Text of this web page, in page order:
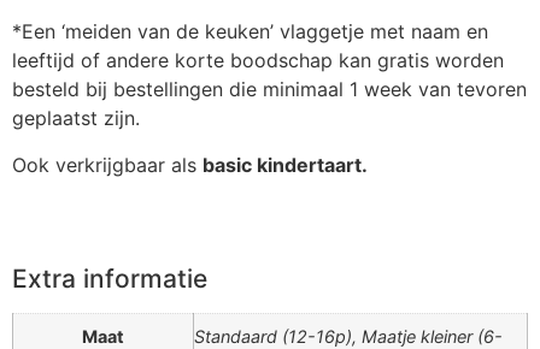
*Een ‘meiden van de keuken’ vlaggetje met naam en
leeftijd of andere korte boodschap kan gratis worden
besteld bij bestellingen die minimaal 1 week van tevoren
geplaatst zijn.
Ook verkrijgbaar als basic kindertaart.
Extra informatie
Maat
Standaard (12-16p), Maatje kleiner (6-